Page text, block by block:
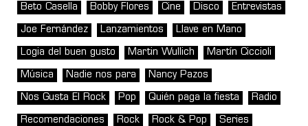
Beto Casella Bobby Flores Cine Disco Entrevistas
Joe Fernández Lanzamientos Llave en Mano
Logia del buen gusto Martin Wullich Martín Ciccioli
Música Nadie nos para Nancy Pazos
Nos Gusta El Rock Pop Quién paga la fiesta Radio
Recomendaciones Rock Rock & Pop Series